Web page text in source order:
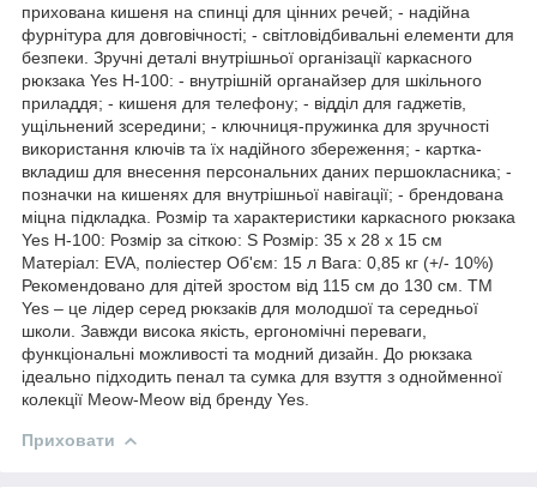
прихована кишеня на спинці для цінних речей; - надійна
фурнітура для довговічності; - світловідбивальні елементи для
безпеки. Зручні деталі внутрішньої організації каркасного
рюкзака Yes H-100: - внутрішній органайзер для шкільного
приладдя; - кишеня для телефону; - відділ для гаджетів,
ущільнений зсередини; - ключниця-пружинка для зручності
використання ключів та їх надійного збереження; - картка-
вкладиш для внесення персональних даних першокласника; -
позначки на кишенях для внутрішньої навігації; - брендована
міцна підкладка. Розмір та характеристики каркасного рюкзака
Yes H-100: Розмір за сіткою: S Розмір: 35 х 28 х 15 см
Матеріал: EVA, поліестер Об'єм: 15 л Вага: 0,85 кг (+/- 10%)
Рекомендовано для дітей зростом від 115 см до 130 см. ТМ
Yes – це лідер серед рюкзаків для молодшої та середньої
школи. Завжди висока якість, ергономічні переваги,
функціональні можливості та модний дизайн. До рюкзака
ідеально підходить пенал та сумка для взуття з однойменної
колекції Meow-Meow від бренду Yes.
Приховати